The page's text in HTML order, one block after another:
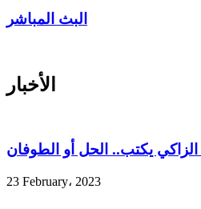
البث المباشر
الأخبار
الزاكي يكتب.. الحل أو الطوفان
23 February، 2023